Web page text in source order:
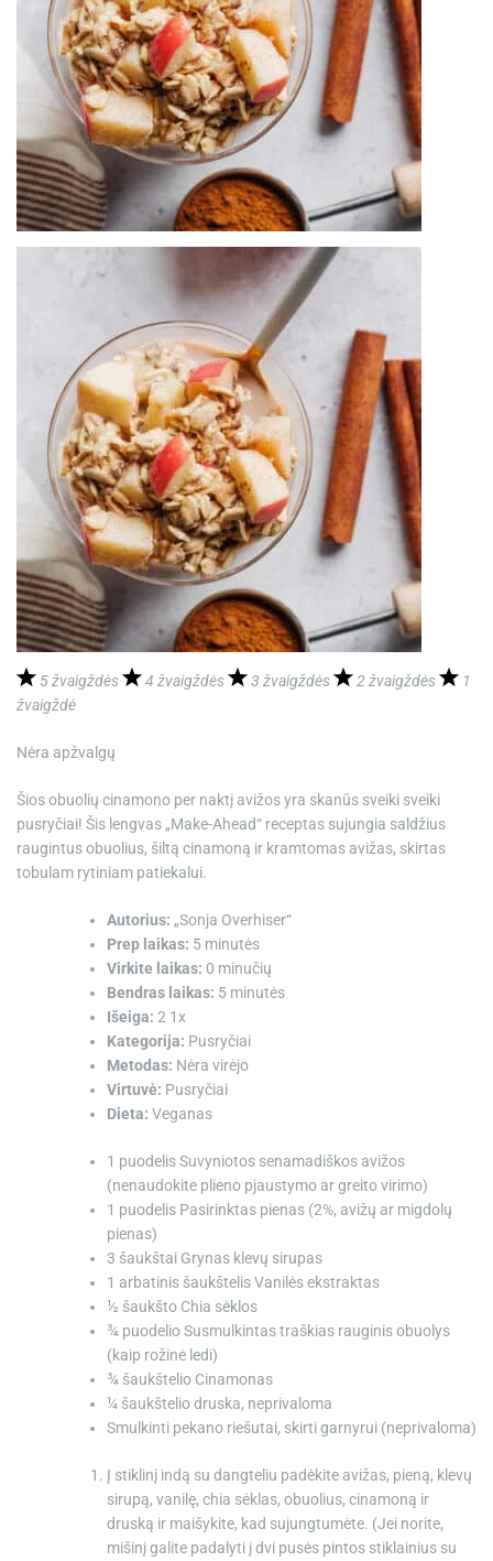
5 žvaigždės 4 žvaigždės 3 žvaigždės 2 žvaigždės
1
žvaigždė
Nėra apžvalgų
Šios obuolių cinamono per naktį avižos yra skanūs sveiki sveiki
pusryčiai! Šis lengvas „Make-Ahead“ receptas sujungia saldžius
raugintus obuolius, šiltą cinamoną ir kramtomas avižas, skirtas
tobulam rytiniam patiekalui.
Autorius: „Sonja Overhiser“
Prep laikas: 5 minutės
Virkite laikas: 0 minučių
Bendras laikas: 5 minutės
Išeiga: 2 1x
Kategorija: Pusryčiai
Metodas: Nėra virėjo
Virtuvė: Pusryčiai
Dieta: Veganas
1 puodelisSuvyniotos senamadiškos avižos
(nenaudokite plieno pjaustymo ar greito virimo)
1 puodelis Pasirinktas pienas (2%, avižų ar migdolų
pienas)
3 šaukštai Grynas klevų sirupas
1 arbatinis šaukštelisVanilės ekstraktas
½ šaukšto Chia sėklos
¾ puodelioSusmulkintas traškias rauginis obuolys
(kaip rožinė ledi)
¾ šaukštelio Cinamonas
¼ šaukšteliodruska, neprivaloma
Smulkinti pekano riešutai, skirti garnyrui (neprivaloma)
Į stiklinį indą su dangteliu padėkite avižas, pieną, klevų
sirupą, vanilę, chia sėklas, obuolius, cinamoną ir
druską ir maišykite, kad sujungtumėte. (Jei norite,
mišinį galite padalyti į dvi pusės pintos stiklainius su